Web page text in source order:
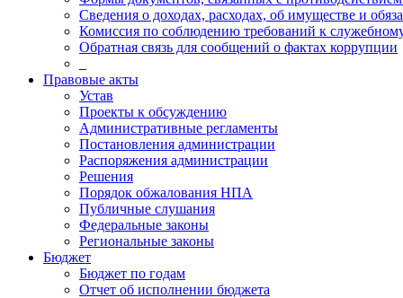
Сведения о доходах, расходах, об имуществе и
Комиссия по соблюдению требований к
Обратная связь для сообщений о фактах коррупции
Правовые акты
Устав
Проекты к обсуждению
Административные регламенты
Постановления администрации
Распоряжения администрации
Решения
Порядок обжалования НПА
Публичные слушания
Федеральные законы
Региональные законы
Бюджет
Бюджет по годам
Отчет об исполнении бюджета